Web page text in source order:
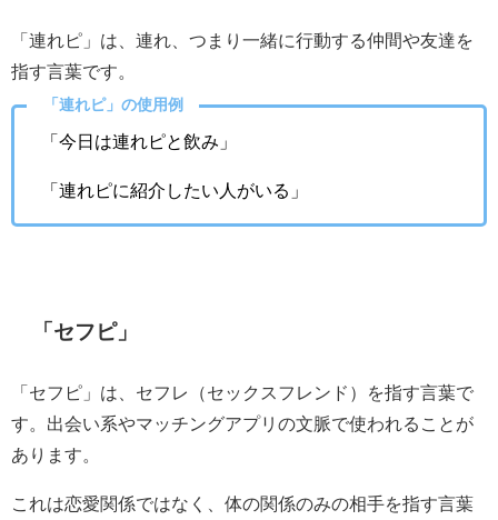
「連れピ」は、連れ、つまり一緒に行動する仲間や友達を
指す言葉です。
「連れピ」の使用例
「今日は連れピと飲み」
「連れピに紹介したい人がいる」
「セフピ」
「セフピ」は、セフレ（セックスフレンド）を指す言葉で
す。出会い系やマッチングアプリの文脈で使われることが
あります。
これは恋愛関係ではなく、体の関係のみの相手を指す言葉